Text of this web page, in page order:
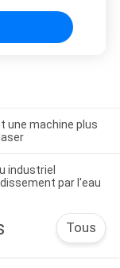
une machine plus
industriel
par l'eau
Tous